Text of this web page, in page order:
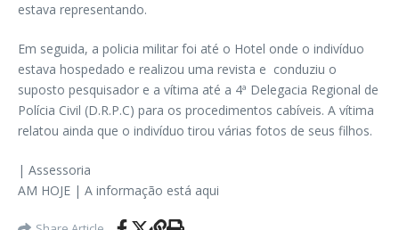
estava representando.
Em seguida, a policia militar foi até o Hotel onde o indivíduo
estava hospedado e realizou uma revista e conduziu o
suposto pesquisador e a vítima até a 4ª Delegacia Regional de
Polícia Civil (D.R.P.C) para os procedimentos cabíveis. A vítima
relatou ainda que o indivíduo tirou várias fotos de seus filhos.
| Assessoria
AM HOJE | A informação está aqui